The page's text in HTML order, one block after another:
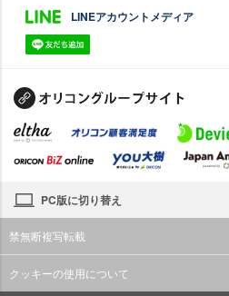
LINEアカウントメディア
PC版に切り替え
禁無断複写転載
クッキーの使用について